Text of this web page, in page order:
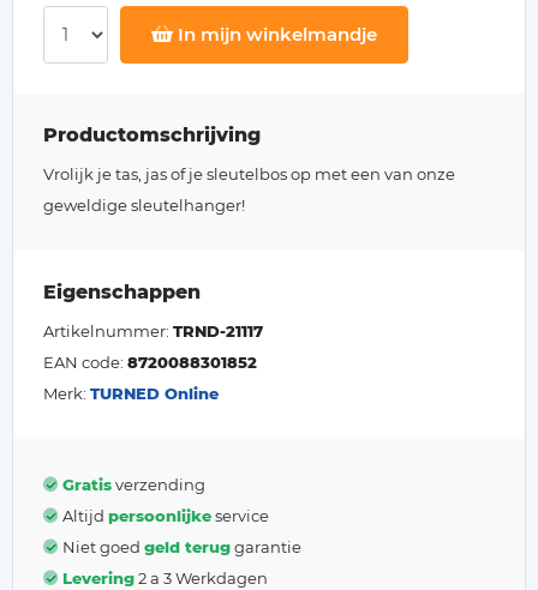
In mijn winkelmandje
Productomschrijving
Vrolijk je tas, jas of je sleutelbos op met een van onze
geweldige sleutelhanger!
Eigenschappen
Artikelnummer: TRND-21117
EAN code: 8720088301852
Merk: TURNED Online
Gratisverzending
Altijd persoonlijkeservice
Niet goed geld teruggarantie
Levering2 a 3 Werkdagen